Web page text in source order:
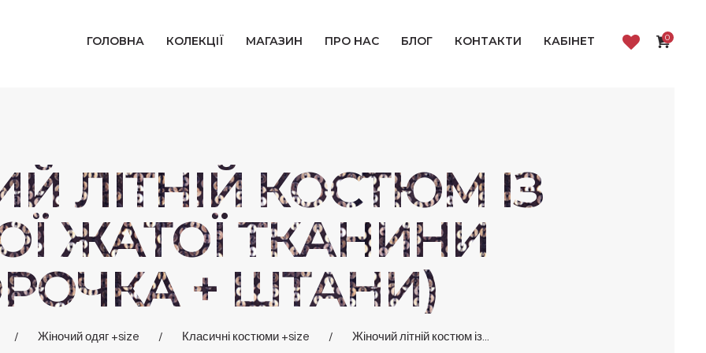
ГОЛОВНА КОЛЕКЦІЇ МАГАЗИН ПРО НАС БЛОГ КОНТАКТИ КАБІНЕТ 0
ЛІТНІЙ КОСТЮМ ІЗ
ЖАТОЇ ТКАНИНИ
+ ШТАНИ)
Жіночий одяг +size Класичні костюми +size Жіночий літній костюм із...
ПРО НАС
БЛОГ
КОНТАКТИ
КАБІНЕТ